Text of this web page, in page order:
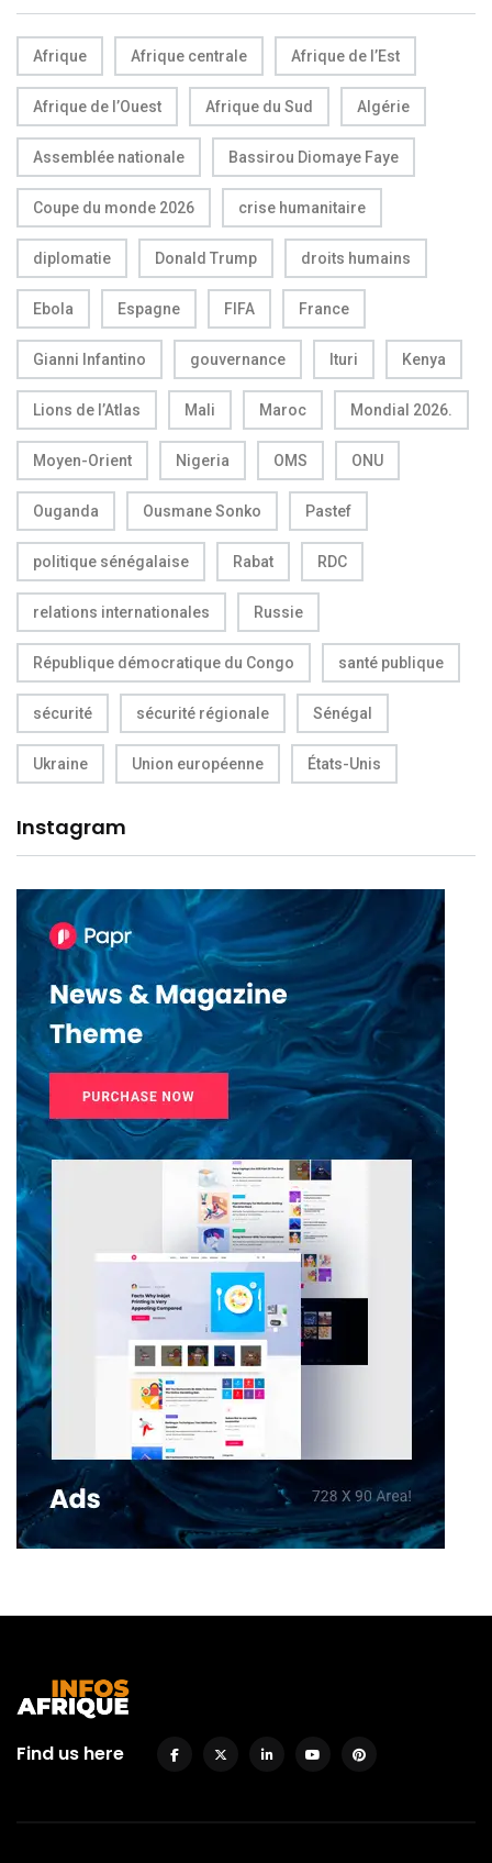
Afrique Afrique centrale Afrique de l’Est
Afrique de l’Ouest Afrique du Sud Algérie
Assemblée nationale Bassirou Diomaye Faye
Coupe du monde 2026 crise humanitaire
diplomatie Donald Trump droits humains
Ebola Espagne FIFA France
Gianni Infantino gouvernance Ituri Kenya
Lions de l’Atlas Mali Maroc Mondial 2026.
Moyen-Orient Nigeria OMS ONU
Ouganda Ousmane Sonko Pastef
politique sénégalaise Rabat RDC
relations internationales Russie
République démocratique du Congo santé publique
sécurité sécurité régionale Sénégal
Ukraine Union européenne États-Unis
Instagram
Find us here